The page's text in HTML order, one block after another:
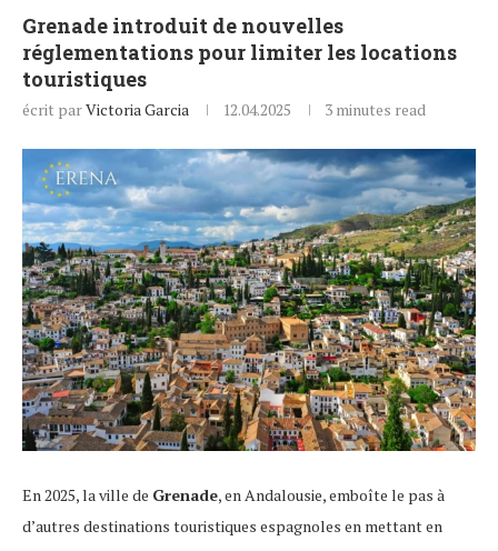
Grenade introduit de nouvelles
réglementations pour limiter les locations
touristiques
écrit parVictoria Garcia 12.04.2025 3 minutes read
En 2025, la ville de Grenade, en Andalousie, emboîte le pas à
d’autres destinations touristiques espagnoles en mettant en